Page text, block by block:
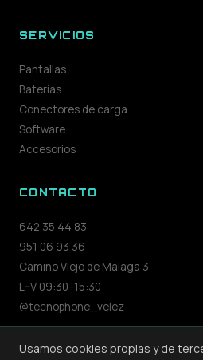
SERVICIOS
Pantallas
Baterías
Conectores de carga
Software
Accesorios
CONTACTO
642 35 44 83
951 06 93 36
Camino Viejo de Málaga 3
L–V 09:30–15:30
@tecnophone_velez
Usamos cookies propias y de